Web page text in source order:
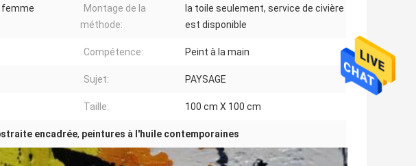
femme
Montage de la
méthode:
la toile seulement, service de civière
est disponible
Compétence: Peint à la main
Sujet: PAYSAGE
Taille: 100 cm X 100 cm
encadrée, peintures à l'huile contemporaines